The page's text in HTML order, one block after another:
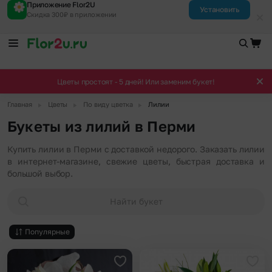
Приложение Flor2U
Скидка 300₽ в приложении
Установить
Цветы простоят - 5 дней! Или заменим букет!
Главная Цветы По виду цветка Лилии
Букеты из лилий в Перми
Купить лилии в Перми с доставкой недорого. Заказать лилии
в интернет-магазине, свежие цветы, быстрая доставка и
большой выбор.
Найти букет
Популярные